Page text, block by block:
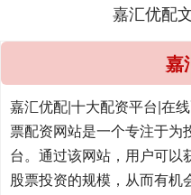
嘉汇优配
嘉
嘉汇优配|十大配资平台|在
票配资网站是一个专注于为
台。通过该网站，用户可以
股票投资的规模，从而有机